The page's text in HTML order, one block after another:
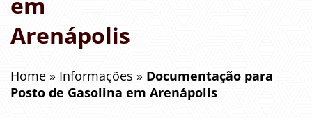
Arenápolis
Home » Informações » Documentação para
Posto de Gasolina em Arenápolis